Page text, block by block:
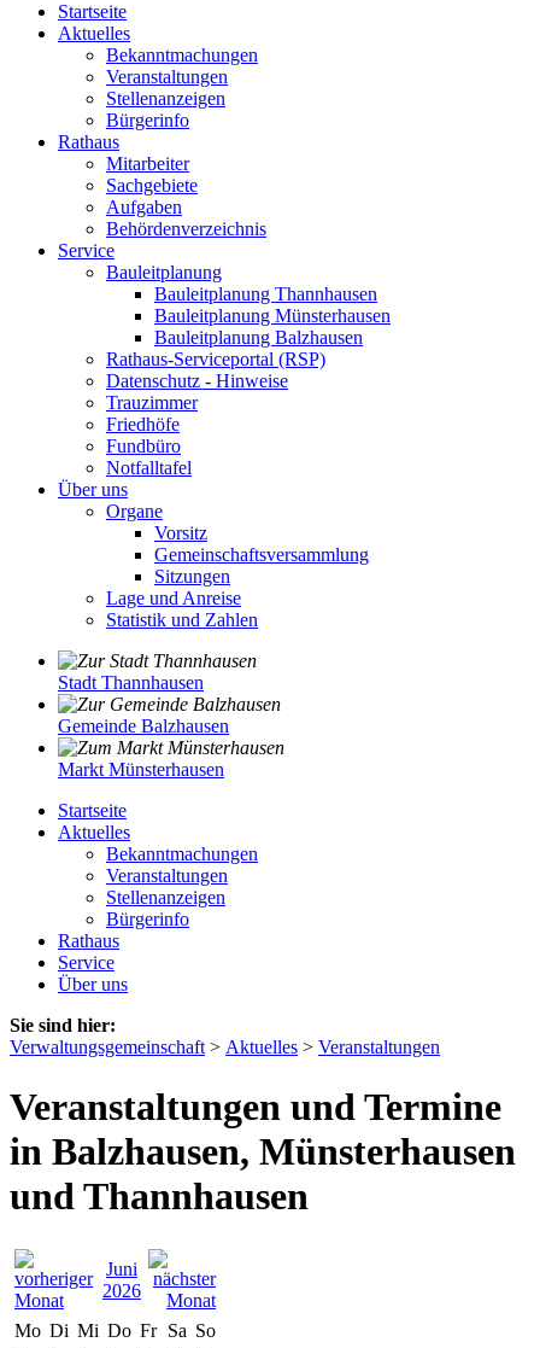
Startseite
Aktuelles
Bekanntmachungen
Veranstaltungen
Stellenanzeigen
Bürgerinfo
Rathaus
Mitarbeiter
Sachgebiete
Aufgaben
Behördenverzeichnis
Service
Bauleitplanung
Bauleitplanung Thannhausen
Bauleitplanung Münsterhausen
Bauleitplanung Balzhausen
Rathaus-Serviceportal (RSP)
Datenschutz - Hinweise
Trauzimmer
Friedhöfe
Fundbüro
Notfalltafel
Über uns
Organe
Vorsitz
Gemeinschaftsversammlung
Sitzungen
Lage und Anreise
Statistik und Zahlen
Stadt Thannhausen
Gemeinde Balzhausen
Markt Münsterhausen
Startseite
Aktuelles
Bekanntmachungen
Veranstaltungen
Stellenanzeigen
Bürgerinfo
Rathaus
Service
Über uns
Sie sind hier:
Verwaltungsgemeinschaft > Aktuelles > Veranstaltungen
Veranstaltungen und Termine
in Balzhausen, Münsterhausen
und Thannhausen
Juni
2026
Mo Di Mi Do Fr Sa So